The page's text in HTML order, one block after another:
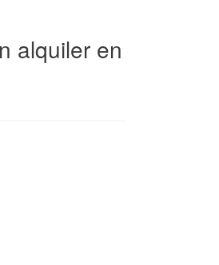
alquiler en